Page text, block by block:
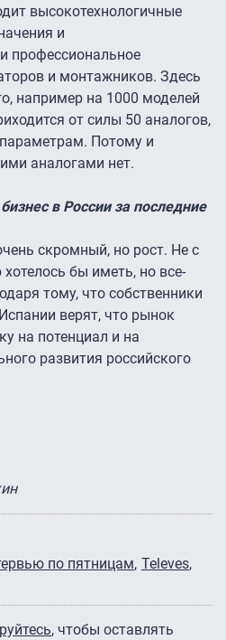
высокотехнологичные
и
профессиональное
и монтажников. Здесь
например на 1000 моделей
от силы 50 аналогов,
Потому и
аналогами нет.
в России за последние
скромный, но рост. Не с
бы иметь, но все-
тому, что собственники
верят, что рынок
на потенциал и на
развития российского
по пятницам Televes
, чтобы оставлять